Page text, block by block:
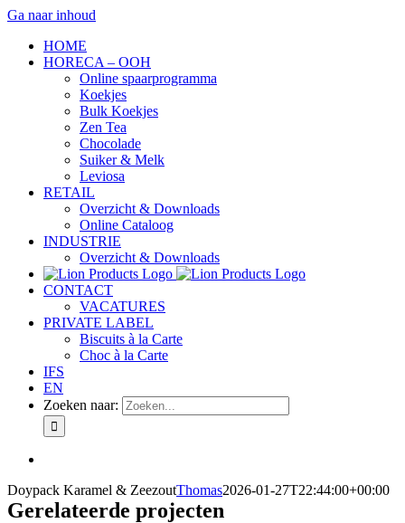
Ga naar inhoud
HOME
HORECA – OOH
Online spaarprogramma
Koekjes
Bulk Koekjes
Zen Tea
Chocolade
Suiker & Melk
Leviosa
RETAIL
Overzicht & Downloads
Online Cataloog
INDUSTRIE
Overzicht & Downloads
CONTACT
VACATURES
PRIVATE LABEL
Biscuits à la Carte
Choc à la Carte
IFS
EN
Zoeken naar:
Doypack Karamel & ZeezoutThomas2026-01-27T22:44:00+00:00
Gerelateerde projecten